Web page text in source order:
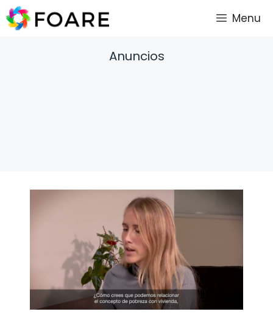
Saltar
al
Menu
Anuncios